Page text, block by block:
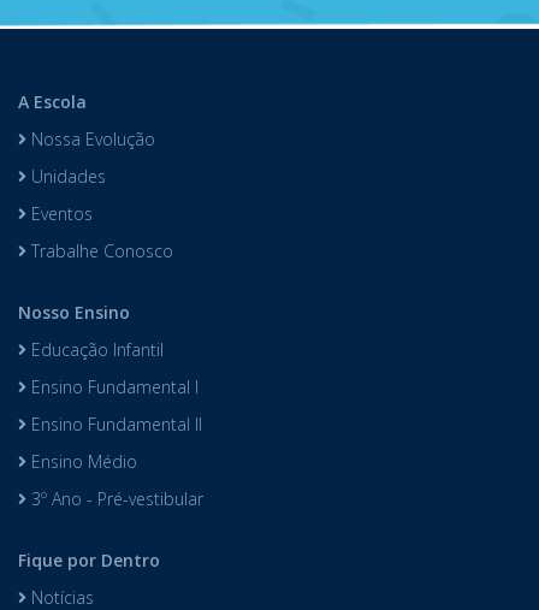
A Escola
Nossa Evolução
Unidades
Eventos
Trabalhe Conosco
Nosso Ensino
Educação Infantil
Ensino Fundamental I
Ensino Fundamental II
Ensino Médio
3º Ano - Pré-vestibular
Fique por Dentro
Notícias